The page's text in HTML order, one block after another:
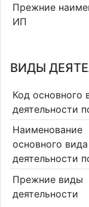
Прежние
ИП
ВИДЫ
Код основного
деятельности
Наименование
основного вида
деятельности
Прежние виды
деятельности